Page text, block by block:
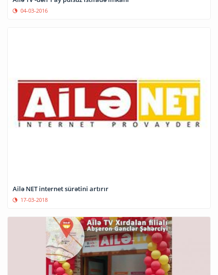
04-03-2016
Ailə NET internet sürətini artırır
17-03-2018